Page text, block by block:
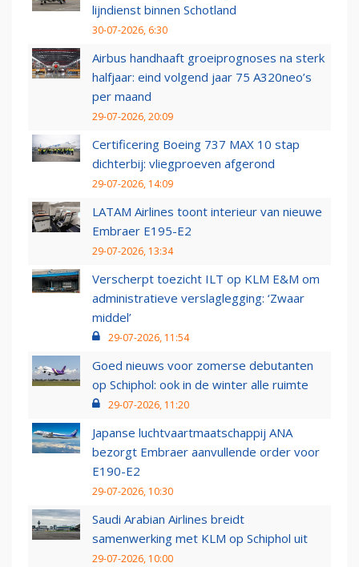
lijndienst binnen Schotland
30-07-2026, 6:30
Airbus handhaaft groeiprognoses na sterk
halfjaar: eind volgend jaar 75 A320neo’s
per maand
29-07-2026, 20:09
Certificering Boeing 737 MAX 10 stap
dichterbij: vliegproeven afgerond
29-07-2026, 14:09
LATAM Airlines toont interieur van nieuwe
Embraer E195-E2
29-07-2026, 13:34
Verscherpt toezicht ILT op KLM E&M om
administratieve verslaglegging: ‘Zwaar
middel’
29-07-2026, 11:54
Goed nieuws voor zomerse debutanten
op Schiphol: ook in de winter alle ruimte
29-07-2026, 11:20
Japanse luchtvaartmaatschappij ANA
bezorgt Embraer aanvullende order voor
E190-E2
29-07-2026, 10:30
Saudi Arabian Airlines breidt
samenwerking met KLM op Schiphol uit
29-07-2026, 10:00